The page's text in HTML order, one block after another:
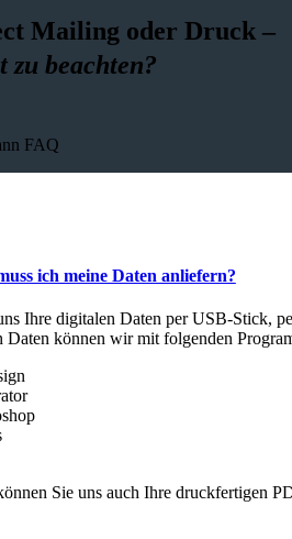
Mailing oder Druck –
zu beachten?
ich meine Daten anliefern?
Ihre digitalen Daten per USB-Stick,
Daten können wir mit folgenden
Sie uns auch Ihre druckfertigen